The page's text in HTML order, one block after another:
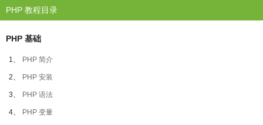
PHP 教程目录
PHP 基础
1、 PHP 简介
2、 PHP 安装
3、 PHP 语法
4、 PHP 变量